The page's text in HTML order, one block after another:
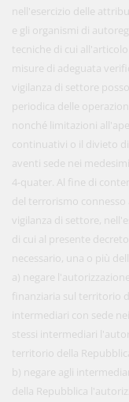
nell'esercizio delle
e gli organismi di
tecniche di cui
misure di adeguata
vigilanza di settore
periodica delle
nonché limitazioni
continuativi o il divieto
aventi sede nei medesimi
4-quater. Al fine di
del terrorismo
vigilanza di settore,
di cui al presente
necessario, una o più
a) negare
finanziaria sul territorio
intermediari con sede
stessi intermediari
territorio della
b) negare agli
della Repubblica